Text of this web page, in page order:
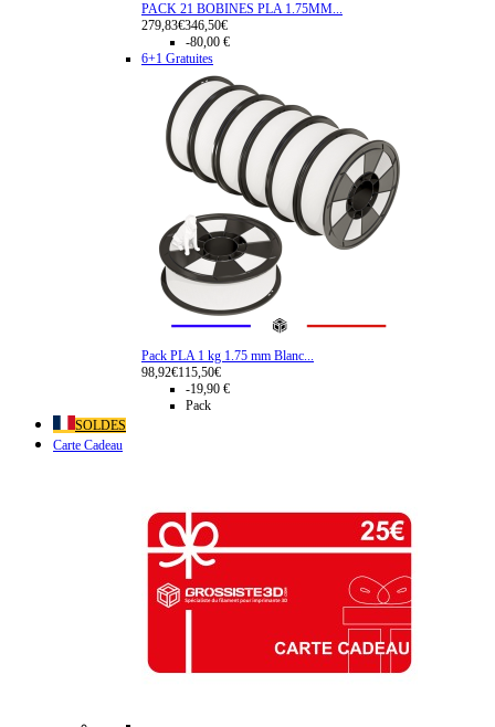
PACK 21 BOBINES PLA 1.75MM...
279,83€346,50€
-80,00 €
6+1 Gratuites
Pack PLA 1 kg 1.75 mm Blanc...
98,92€115,50€
-19,90 €
Pack
SOLDES
Carte Cadeau